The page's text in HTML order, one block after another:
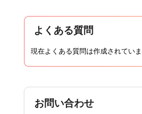
よくある質問
現在よくある質問は作成されていま
お問い合わせ